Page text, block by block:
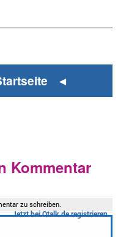
◄
Kommentar